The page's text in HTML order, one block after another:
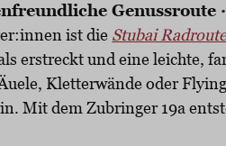
Genussroute
ist die Stubai
erstreckt und eine leichte,
Kletterwände oder
Mit dem Zubringer 19a